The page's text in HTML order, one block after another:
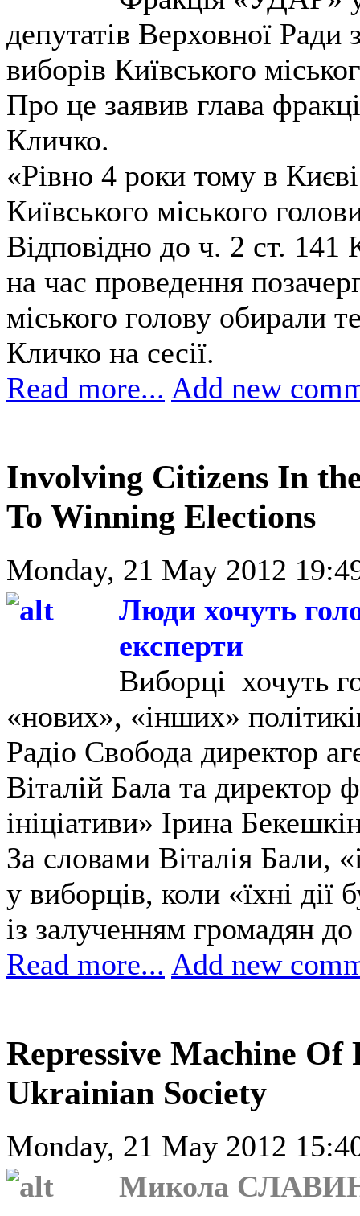
депутатів Верховної
виборів Київського
Про це заявив глава
Кличко.
«Рівно 4 роки тому в
Київського міського
Відповідно до ч. 2 ст. 141
на час проведення
міського голову обирали
Кличко на сесії.
Read more... Add new
Involving Citizens In
To Winning Elections
Monday, 21 May 2012
Люди хочуть
експерти
Виборці хочуть
«нових», «інших»
Радіо Свобода директор
Віталій Бала та директор
ініціативи» Ірина
За словами Віталія Бали,
у виборців, коли «їхні
із залученням громадян
Read more... Add new
Repressive Machine Of
Ukrainian Society
Monday, 21 May 2012
Микола